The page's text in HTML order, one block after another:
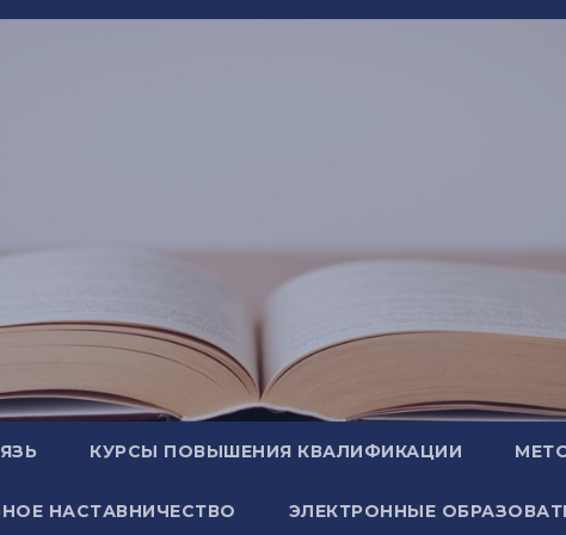
КУРСЫ ПОВЫШЕНИЯ КВАЛИФИКАЦИИ
НАСТАВНИЧЕСТВО ЭЛЕКТРОННЫЕ